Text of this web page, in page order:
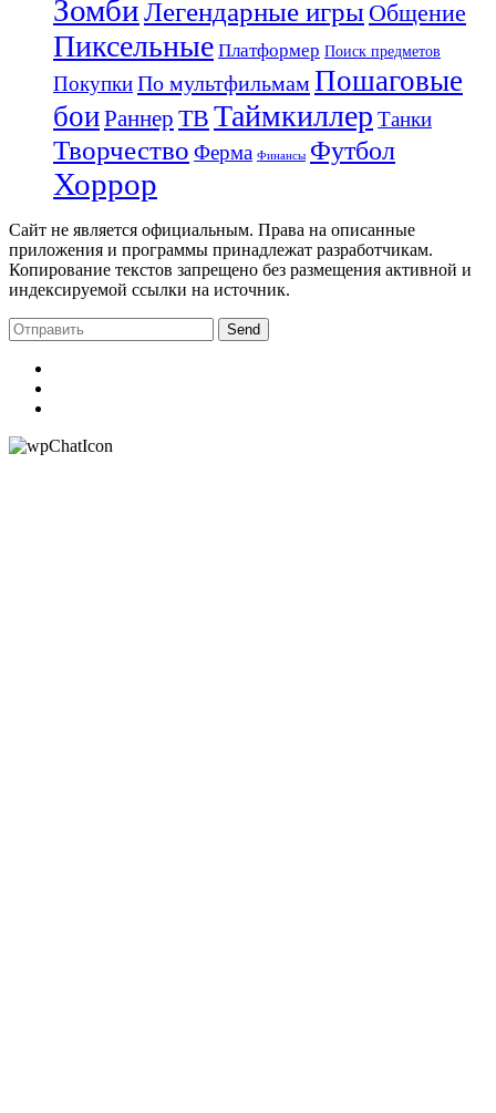
ЗомбиЛегендарные игры Общение
Пиксельные Платформер Поиск предметов
ПокупкиПо мультфильмам Пошаговые
боиРаннер ТВ Таймкиллер Танки
Творчество Ферма Финансы Футбол
Хоррор
Сайт не является официальным. Права на описанные
приложения и программы принадлежат разработчикам.
Копирование текстов запрещено без размещения активной и
индексируемой ссылки на источник.
Send